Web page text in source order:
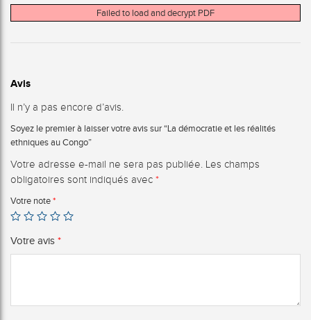
Failed to load and decrypt PDF
Avis
Il n’y a pas encore d’avis.
Soyez le premier à laisser votre avis sur “La démocratie et les réalités
ethniques au Congo”
Votre adresse e-mail ne sera pas publiée. Les champs
obligatoires sont indiqués avec *
Votre note *
Votre avis *